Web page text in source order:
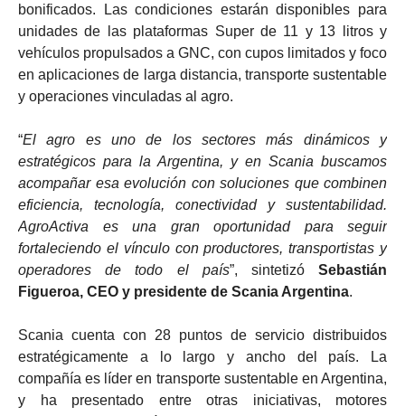
bonificados. Las condiciones estarán disponibles para
unidades de las plataformas Super de 11 y 13 litros y
vehículos propulsados a GNC, con cupos limitados y foco
en aplicaciones de larga distancia, transporte sustentable
y operaciones vinculadas al agro.
“El agro es uno de los sectores más dinámicos y
estratégicos para la Argentina, y en Scania buscamos
acompañar esa evolución con soluciones que combinen
eficiencia, tecnología, conectividad y sustentabilidad.
AgroActiva es una gran oportunidad para seguir
fortaleciendo el vínculo con productores, transportistas y
operadores de todo el país”, sintetizóSebastián
Figueroa, CEO y presidente de Scania Argentina.
Scania cuenta con 28 puntos de servicio distribuidos
estratégicamente a lo largo y ancho del país. La
compañía es líder en transporte sustentable en Argentina,
y ha presentado entre otras iniciativas, motores